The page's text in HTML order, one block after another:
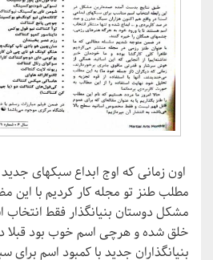
اون زمانی که اوج ابداع سبکهای
مطلب طنز تو مجله کار کردیم با این
مشکل دوستان بنیانگذار فقط
خلق شده و هرچی اسم خوب بود قبلا
بنیانگذاران جدید با کمبود اسم